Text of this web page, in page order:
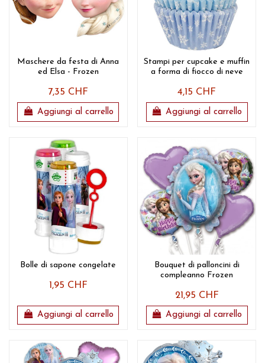
Maschere da festa di Anna
ed Elsa - Frozen
7,35 CHF
Aggiungi al carrello
Stampi per cupcake e muffin
a forma di fiocco di neve
4,15 CHF
Aggiungi al carrello
Bolle di sapone congelate
1,95 CHF
Aggiungi al carrello
Bouquet di palloncini di
compleanno Frozen
21,95 CHF
Aggiungi al carrello